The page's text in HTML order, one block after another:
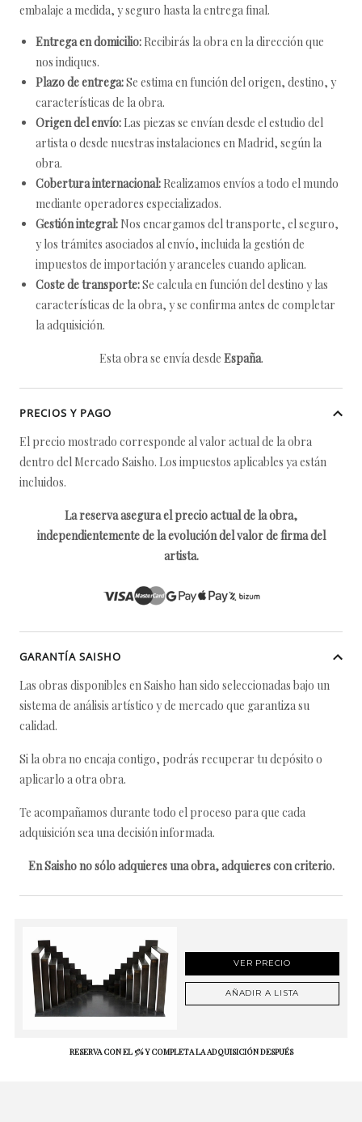
embalaje a medida, y seguro hasta la entrega final.
Entrega en domicilio: Recibirás la obra en la dirección que
nos indiques.
Plazo de entrega:Se estima en función del origen, destino, y
características de la obra.
Origen del envío: Las piezas se envían desde el estudio del
artista o desde nuestras instalaciones en Madrid, según la
obra.
Cobertura internacional: Realizamos envíos a todo el mundo
mediante operadores especializados.
Gestión integral: Nos encargamos del transporte, el seguro,
y los trámites asociados al envío, incluida la gestión de
impuestos de importación y aranceles cuando aplican.
Coste de transporte:Se calcula en función del destino y las
características de la obra, y se confirma antes de completar
la adquisición.
Esta obra se envía desde España.
PRECIOS Y PAGO
El precio mostrado corresponde al valor actual de la obra
dentro del Mercado Saisho. Los impuestos aplicables ya están
incluidos.
La reserva asegura el precio actual de la obra,
independientemente de la evolución del valor de firma del
artista.
GARANTÍA SAISHO
Las obras disponibles en Saisho han sido seleccionadas bajo un
sistema de análisis artístico y de mercado que garantiza su
calidad.
Si la obra no encaja contigo, podrás recuperar tu depósito o
aplicarlo a otra obra.
Te acompañamos durante todo el proceso para que cada
adquisición sea una decisión informada.
En Saisho no sólo adquieres una obra, adquieres con criterio.
VER PRECIO
AÑADIR A LISTA
RESERVA CON EL 5% Y COMPLETA LA ADQUISICIÓN DESPUÉS